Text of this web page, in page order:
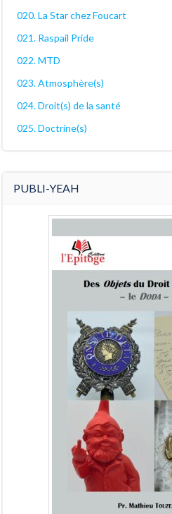
020. La Star chez Foucart
021. Raspail Pride
022. MTD
023. Atmosphère(s)
024. Droit(s) de la santé
025. Doctrine(s)
PUBLI-YEAH